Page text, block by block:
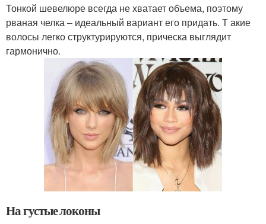
Тонкой шевелюре всегда не хватает объема, поэтому
рваная челка – идеальный вариант его придать. Т акие
волосы легко структурируются, прическа выглядит
гармонично.
На густые локоны